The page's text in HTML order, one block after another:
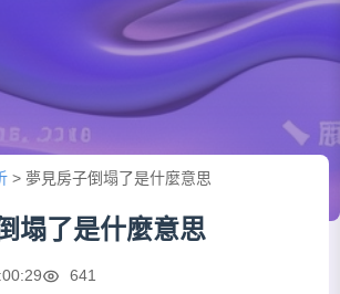
> 夢見房子倒塌了是什麼意思
塌了是什麼意思
641